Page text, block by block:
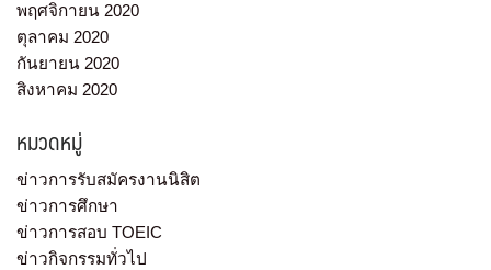
พฤศจิกายน 2020
ตุลาคม 2020
กันยายน 2020
สิงหาคม 2020
หมวดหมู่
ข่าวการรับสมัครงานนิสิต
ข่าวการศึกษา
ข่าวการสอบ TOEIC
ข่าวกิจกรรมทั่วไป